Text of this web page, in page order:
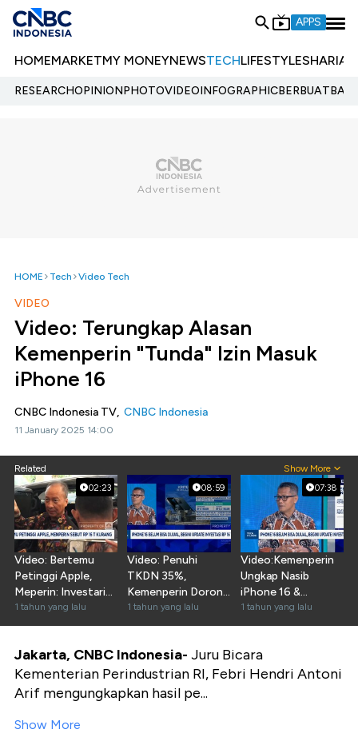
APPS
HOMEMARKETMY MONEYNEWSTECHLIFESTYLESHARIA
RESEARCHOPINIONPHOTOVIDEOINFOGRAPHIC
HOME Tech Video Tech
VIDEO
Video: Terungkap Alasan
Kemenperin "Tunda" Izin Masuk
iPhone 16
CNBC Indonesia TV, CNBC Indonesia
11 January 2025 14:00
Related Show More
02:23
Video: Bertemu
Petinggi Apple,
Meperin: Investari
Rp 16 T Masih
Kurang
1 tahun yang lalu
08:59
Video: Penuhi
TKDN 35%,
Kemenperin Dorong
Apple Bangun
Pabrik di RI
1 tahun yang lalu
07:38
Video:Kemenperin
Ungkap Nasib
iPhone 16 &
Investasi Rp16
Triliun Apple
1 tahun yang lalu
Jakarta, CNBC Indonesia- Juru Bicara
Kementerian Perindustrian RI, Febri Hendri Antoni
Arif mengungkapkan hasil pe...
Show More